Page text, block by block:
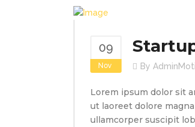
09
Nov By
Lorem ipsum dolor sit
ut laoreet dolore
ullamcorper suscipit